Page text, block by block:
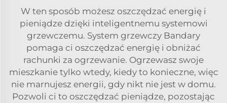
W ten sposób możesz oszczędzać energię i
pieniądze dzięki inteligentnemu systemowi
grzewczemu. System grzewczy Bandary
pomaga ci oszczędzać energię i obniżać
rachunki za ogrzewanie. Ogrzewasz swoje
mieszkanie tylko wtedy, kiedy to konieczne, więc
nie marnujesz energii, gdy nikt nie jest w domu.
Pozwoli ci to oszczędzać pieniądze, pozostając